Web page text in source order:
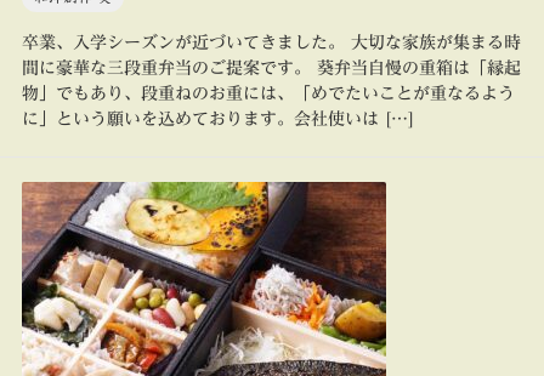
卒業、入学シーズンが近づいてきました。 大切な家族が集まる時
間に豪華な三段重弁当のご提案です。 葵弁当自慢の重箱は「縁起
物」でもあり、段重ねのお重には、「めでたいことが重なるよう
に」という願いを込めております。会社使いは […]